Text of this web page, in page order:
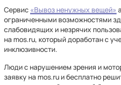
Сервис «Вывоз ненужных вещей»
ограниченными возможностями
слабовидящих и незрячих
на mos.ru, который доработан с
инклюзивности.
Люди с нарушением зрения и
заявку на mos.ru и бесплатно